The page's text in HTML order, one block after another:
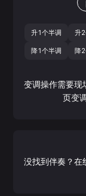
升1个半调 升
降1个半调 降
变调操作需要现
页变
没找到伴奏？在